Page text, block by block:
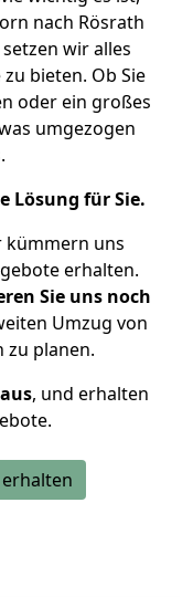
nach Rösrath
wir alles
bieten. Ob Sie
oder ein großes
umgezogen
Lösung für Sie.
kümmern uns
erhalten.
Sie uns noch
Umzug von
zu planen.
, und erhalten